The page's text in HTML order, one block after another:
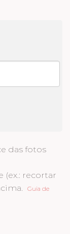
das fotos
(ex.: recortar
Guia de